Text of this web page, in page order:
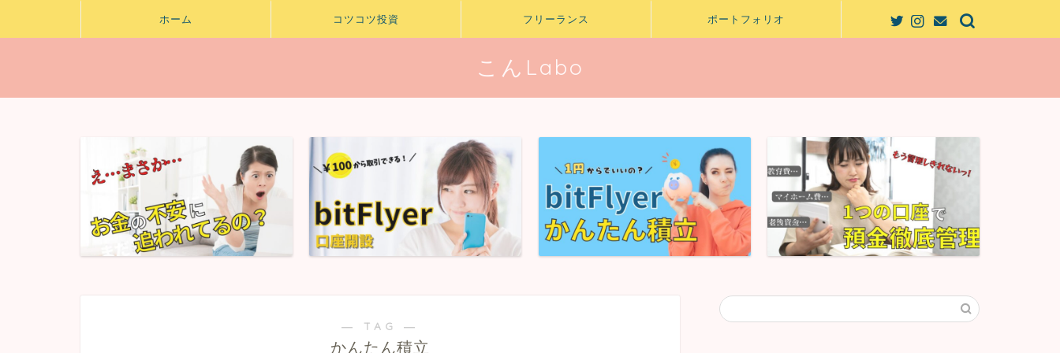
ホーム コツコツ投資 フリーランス ポートフォリオ
こんLabo
― TAG ―
かんたん積立